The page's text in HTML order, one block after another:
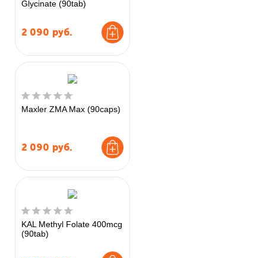
Glycinate (90tab)
2 090 руб.
Maxler ZMA Max (90caps)
2 090 руб.
KAL Methyl Folate 400mcg
(90tab)